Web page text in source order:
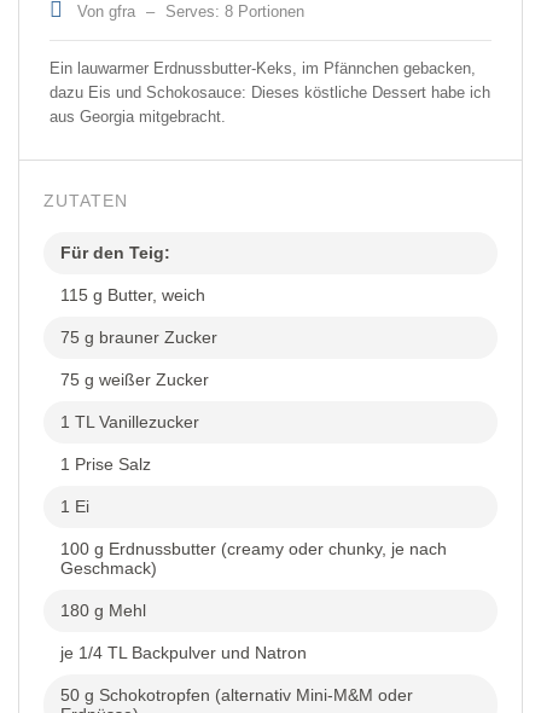
Von gfra – Serves: 8 Portionen
Ein lauwarmer Erdnussbutter-Keks, im Pfännchen gebacken,
dazu Eis und Schokosauce: Dieses köstliche Dessert habe ich
aus Georgia mitgebracht.
ZUTATEN
Für den Teig:
115 g Butter, weich
75 g brauner Zucker
75 g weißer Zucker
1 TL Vanillezucker
1 Prise Salz
1 Ei
100 g Erdnussbutter (creamy oder chunky, je nach
Geschmack)
180 g Mehl
je 1/4 TL Backpulver und Natron
50 g Schokotropfen (alternativ Mini-M&M oder